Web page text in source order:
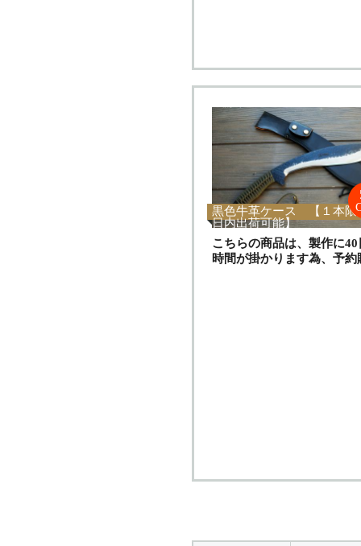
黒色牛革ケース 【１本限
日内出荷可能】
こちらの商品は、製作に40
時間が掛かります為、予約